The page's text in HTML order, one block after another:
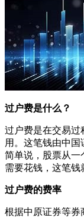
过户费是什么？
过户费是在交易过
用。这笔钱由中国
简单说，股票从一
需要花钱，这笔钱
过户费的费率
根据中原证券等券